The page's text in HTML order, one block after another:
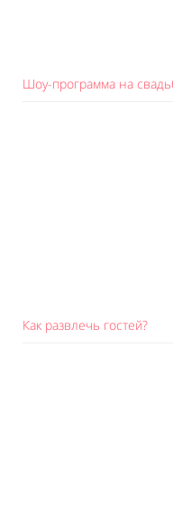
Шоу-программа на
Как развлечь гостей?